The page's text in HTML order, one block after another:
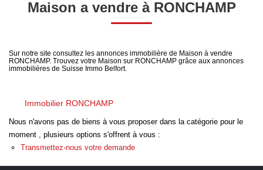
Estimer Votre Bien En Ligne
Consultez Nos Dernières Ventes
LOUER
Sélectionnez...
Surface min
Créer une alerte
Maison a vendre à RONCHAMP
Sur notre site consultez les annonces immobilière de Maison à vendre
RONCHAMP. Trouvez votre Maison sur RONCHAMP grâce aux annonces
immobilières de Suisse Immo Belfort.
Immobilier RONCHAMP
Nous n'avons pas de biens à vous proposer dans la catégorie pour le
moment , plusieurs options s'offrent à vous :
Transmettez-nous votre demande